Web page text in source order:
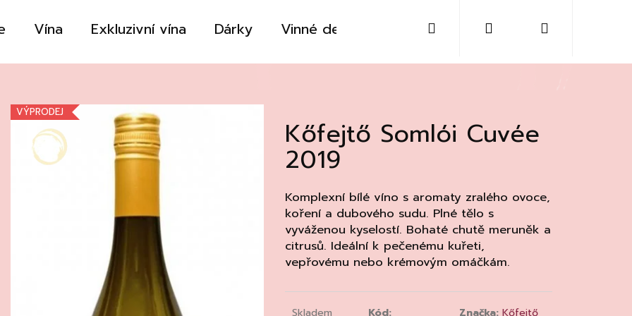
Vína Exkluzivní vína Dárky Vinné destiláty Sklo Doplňky Kontakt
Přihlášení
Kőfejtő Somlói Cuvée
2019
Komplexní bílé víno s aromaty zralého ovoce,
koření a dubového sudu. Plné tělo s
vyváženou kyselostí. Bohaté chutě meruněk a
citrusů. Ideální k pečenému kuřeti,
vepřovému nebo krémovým omáčkám.
Skladem
Kód:
Značka: Kőfejtő
VÝPRODEJ